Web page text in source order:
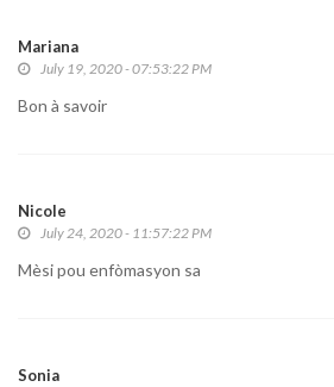
Mariana
July 19, 2020 - 07:53:22 PM
Bon à savoir
Nicole
July 24, 2020 - 11:57:22 PM
Mèsi pou enfòmasyon sa
Sonia